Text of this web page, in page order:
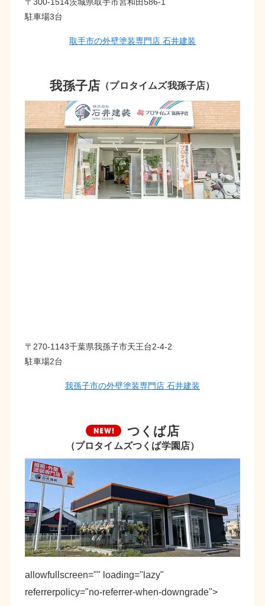
駐車場3台
取手市の外壁塗装専門店 石井建装
我孫子店 （プロタイムズ我孫子店）
〒270-1143千葉県我孫子市天王台2-4-2
駐車場2台
我孫子市の外壁塗装専門店 石井建装
つくば店
（プロタイムズつくば学園店）
allowfullscreen="" loading="lazy"
referrerpolicy="no-referrer-when-downgrade">